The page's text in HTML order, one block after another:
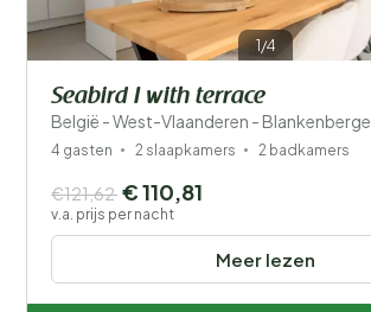
1/4
Seabird I with terrace
België - West-Vlaanderen - Blankenberge
4 gasten 2 slaapkamers 2 badkamers
Meer lezen
€121,62 € 110,81
v.a. prijs per nacht